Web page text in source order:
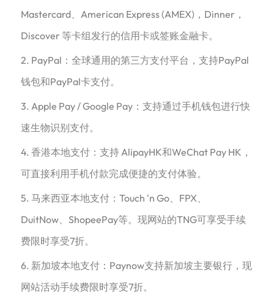
Mastercard、American Express (AMEX)，Dinner，
Discover 等卡组发行的信用卡或签账金融卡。
2. PayPal：全球通用的第三方支付平台，支持PayPal
钱包和PayPal卡支付。
3. Apple Pay / Google Pay：支持通过手机钱包进行快
速生物识别支付。
4. 香港本地支付：支持 AlipayHK和WeChat Pay HK，
可直接利用手机付款完成便捷的支付体验。
5. 马来西亚本地支付：Touch 'n Go、FPX、
DuitNow、ShopeePay等。现网站的TNG可享受手续
费限时享受7折。
6. 新加坡本地支付：Paynow支持新加坡主要银行，现
网站活动手续费限时享受7折。